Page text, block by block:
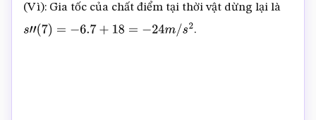
(Vì): Gia tốc của chất điểm tại thời vật dừng lại là
s”( 7) = −6.7 +18 = −24 m/ .